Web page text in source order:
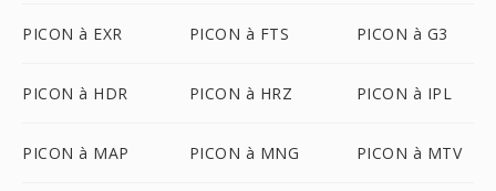
PICON à EXR PICON à FTS PICON à G3
PICON à HDR PICON à HRZ PICON à IPL
PICON à MAP PICON à MNG PICON à MTV